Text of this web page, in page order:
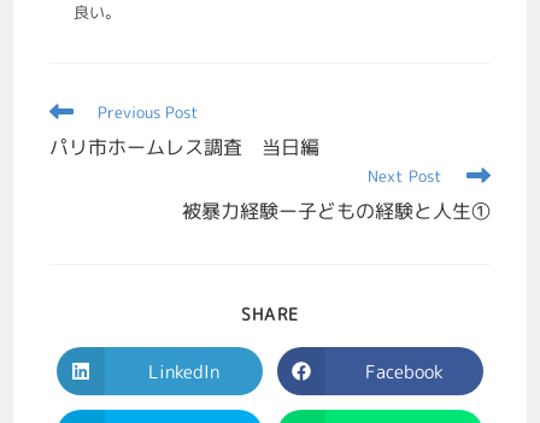
良い。
Previous Post
パリ市ホームレス調査 当日編
Next Post
被暴力経験ー子どもの経験と人生①
SHARE
LinkedIn Facebook